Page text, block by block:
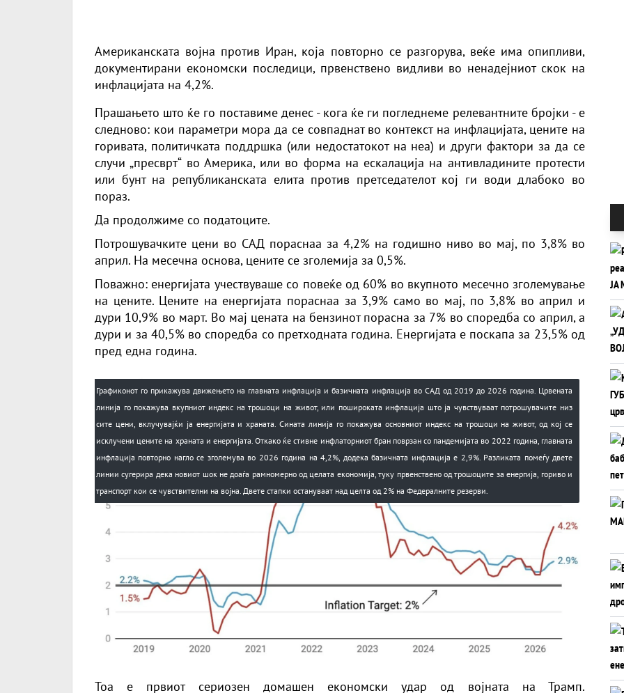
Американската војна против Иран, која повторно се разгорува, веќе има опипливи,
документирани економски последици, првенствено видливи во ненадејниот скок на
инфлацијата на 4,2%.
Прашањето што ќе го поставиме денес - кога ќе ги погледнеме релевантните бројки - е
следново: кои параметри мора да се совпаднат во контекст на инфлацијата, цените на
горивата, политичката поддршка (или недостатокот на неа) и други фактори за да се
случи „пресврт“ во Америка, или во форма на ескалација на антивладините протести
или бунт на републиканската елита против претседателот кој ги води длабоко во
пораз.
Да продолжиме со податоците.
Потрошувачките цени во САД пораснаа за 4,2% на годишно ниво во мај, по 3,8% во
април. На месечна основа, цените се зголемија за 0,5%.
Поважно: енергијата учествуваше со повеќе од 60% во вкупното месечно зголемување
на цените. Цените на енергијата пораснаа за 3,9% само во мај, по 3,8% во април и
дури 10,9% во март. Во мај цената на бензинот порасна за 7% во споредба со април, а
дури и за 40,5% во споредба со претходната година. Енергијата е поскапа за 23,5% од
пред една година.
Графиконот го прикажува движењето на главната инфлација и базичната инфлација во САД од 2019 до 2026 година. Црвената
линија го покажува вкупниот индекс на трошоци на живот, или пошироката инфлација што ја чувствуваат потрошувачите низ
сите цени, вклучувајќи ја енергијата и храната. Сината линија го покажува основниот индекс на трошоци на живот, од кој се
исклучени цените на храната и енергијата. Откако ќе стивне инфлаторниот бран поврзан со пандемијата во 2022 година, главната
инфлација повторно нагло се зголемува во 2026 година на 4,2%, додека базичната инфлација е 2,9%. Разликата помеѓу двете
линии сугерира дека новиот шок не доаѓа рамномерно од целата економија, туку првенствено од трошоците за енергија, гориво и
транспорт кои се чувствителни на војна. Двете стапки остануваат над целта од 2% на Федералните резерви.
Тоа е првиот сериозен домашен економски удар од војната на Трамп.